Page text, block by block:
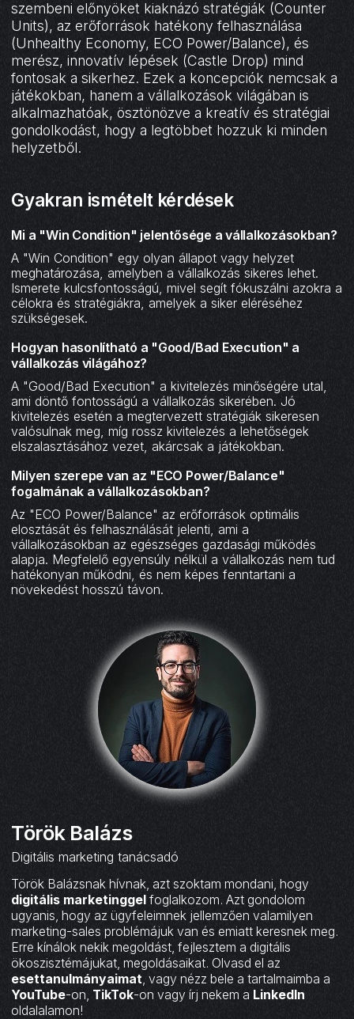
szembeni előnyöket kiaknázó stratégiák (Counter
Units), az erőforrások hatékony felhasználása
(Unhealthy Economy, ECO Power/Balance), és
merész, innovatív lépések (Castle Drop) mind
fontosak a sikerhez. Ezek a koncepciók nemcsak a
játékokban, hanem a vállalkozások világában is
alkalmazhatóak, ösztönözve a kreatív és stratégiai
gondolkodást, hogy a legtöbbet hozzuk ki minden
helyzetből.
Gyakran ismételt kérdések
Mi a "Win Condition" jelentősége a vállalkozásokban?
A "Win Condition" egy olyan állapot vagy helyzet
meghatározása, amelyben a vállalkozás sikeres lehet.
Ismerete kulcsfontosságú, mivel segít fókuszálni azokra a
célokra és stratégiákra, amelyek a siker eléréséhez
szükségesek.
Hogyan hasonlítható a "Good/Bad Execution" a
vállalkozás világához?
A "Good/Bad Execution" a kivitelezés minőségére utal,
ami döntő fontosságú a vállalkozás sikerében. Jó
kivitelezés esetén a megtervezett stratégiák sikeresen
valósulnak meg, míg rossz kivitelezés a lehetőségek
elszalasztásához vezet, akárcsak a játékokban.
Milyen szerepe van az "ECO Power/Balance"
fogalmának a vállalkozásokban?
Az "ECO Power/Balance" az erőforrások optimális
elosztását és felhasználását jelenti, ami a
vállalkozásokban az egészséges gazdasági működés
alapja. Megfelelő egyensúly nélkül a vállalkozás nem tud
hatékonyan működni, és nem képes fenntartani a
növekedést hosszú távon.
Török Balázs
Digitális marketing tanácsadó
Török Balázsnak hívnak, azt szoktam mondani, hogy
digitális marketinggel foglalkozom. Azt gondolom
ugyanis, hogy az ügyfeleimnek jellemzően valamilyen
marketing-sales problémájuk van és emiatt keresnek meg.
Erre kínálok nekik megoldást, fejlesztem a digitális
ökoszisztémájukat, megoldásaikat. Olvasd el az
esettanulmányaimat , vagy nézz bele a tartalmaimba a
YouTube-on, TikTok-on vagy írj nekem a LinkedIn
oldalalamon!